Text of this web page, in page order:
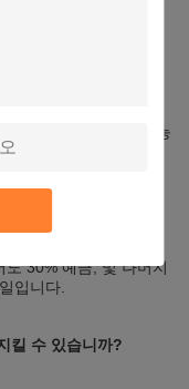
수명 제안합니다
템을 가진 HD 영상 기능
품에 걸립니까?
30% 예금, 및 나머지
입니다.
킬 수 있습니까?